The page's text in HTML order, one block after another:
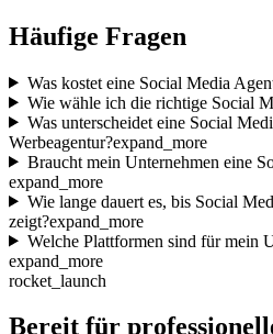
Häufige Fragen
Was kostet eine Social Media
Wie wähle ich die richtige Social
Was unterscheidet eine Social
Werbeagentur?expand_more
Braucht mein Unternehmen eine
expand_more
Wie lange dauert es, bis Social
zeigt?expand_more
Welche Plattformen sind für mein
expand_more
rocket_launch
Bereit für